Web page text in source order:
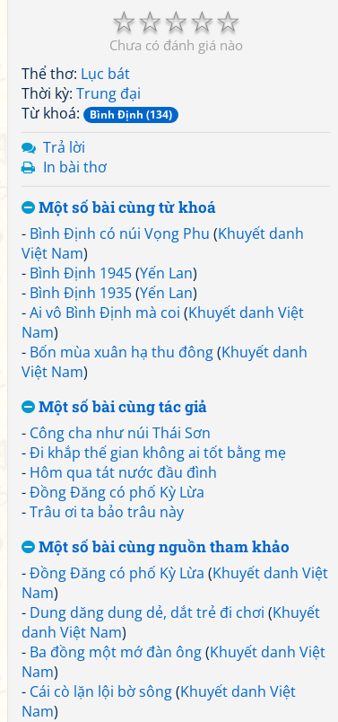
☆
☆
☆
☆
☆
Chưa có đánh giá nào
Thể thơ: Lục bát
Thời kỳ: Trung đại
Từ khoá:
Bình Định (134)
Trả lời
In bài thơ
Một số bài cùng từ khoá
- Bình Định có núi Vọng Phu (Khuyết danh
Việt Nam)
- Bình Định 1945(Yến Lan)
- Bình Định 1935(Yến Lan)
-Ai vô Bình Định mà coi (Khuyết danh Việt
Nam)
- Bốn mùa xuân hạ thu đông(Khuyết danh
Việt Nam)
Một số bài cùng tác giả
- Công cha như núi Thái Sơn
-Đi khắp thế gian không ai tốt bằng mẹ
- Hôm qua tát nước đầu đình
-Đồng Đăng có phố Kỳ Lừa
-Trâu ơi ta bảo trâu này
Một số bài cùng nguồn tham khảo
-Đồng Đăng có phố Kỳ Lừa (Khuyết danh Việt
Nam)
- Dung dăng dung dẻ, dắt trẻ đi chơi (Khuyết
danh Việt Nam)
- Ba đồng một mớ đàn ông(Khuyết danh Việt
Nam)
- Cái cò lặn lội bờ sông(Khuyết danh Việt
Nam)